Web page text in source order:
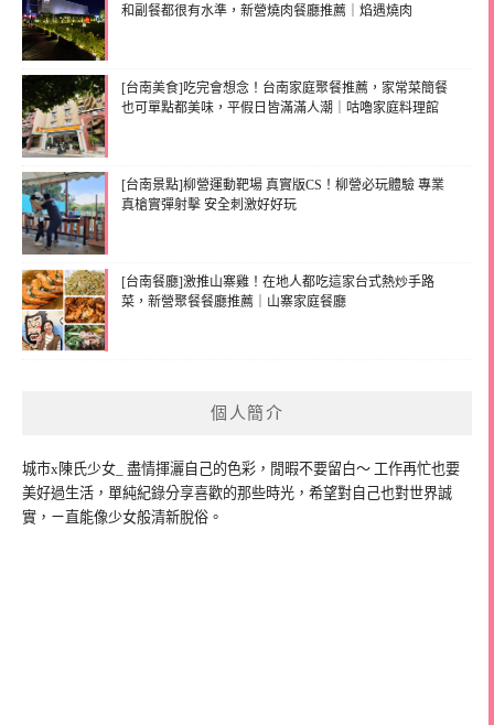
和副餐都很有水準，新營燒肉餐廳推薦｜焰遇燒肉
[台南美食]吃完會想念！台南家庭聚餐推薦，家常菜簡餐
也可單點都美味，平假日皆滿滿人潮｜咕嚕家庭料理館
[台南景點]柳營運動靶場 真實版CS！柳營必玩體驗 專業
真槍實彈射擊 安全刺激好好玩
[台南餐廳]激推山寨雞！在地人都吃這家台式熱炒手路
菜，新營聚餐餐廳推薦｜山寨家庭餐廳
個人簡介
城市x陳氏少女_ 盡情揮灑自己的色彩，閒暇不要留白～ 工作再忙也要
美好過生活，單純紀錄分享喜歡的那些時光，希望對自己也對世界誠
實，ㄧ直能像少女般清新脫俗。